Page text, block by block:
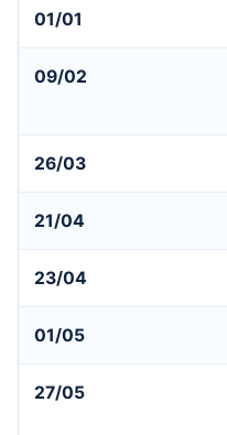
01/01
09/02
26/03
21/04
23/04
01/05
27/05